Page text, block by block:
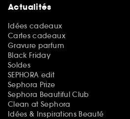
Actualités
Idées cadeaux
Cartes cadeaux
Gravure parfum
Black Friday
Soldes
SEPHORA edit
Sephora Prize
Sephora Beautiful Club
Clean at Sephora
Idées & Inspirations Beauté